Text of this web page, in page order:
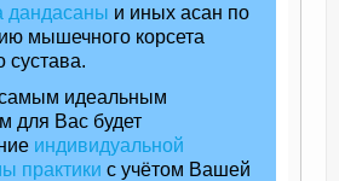
дандасаны и иных асан по
мышечного корсета
сустава.
самым идеальным
для Вас будет
индивидуальной
практики с учётом Вашей